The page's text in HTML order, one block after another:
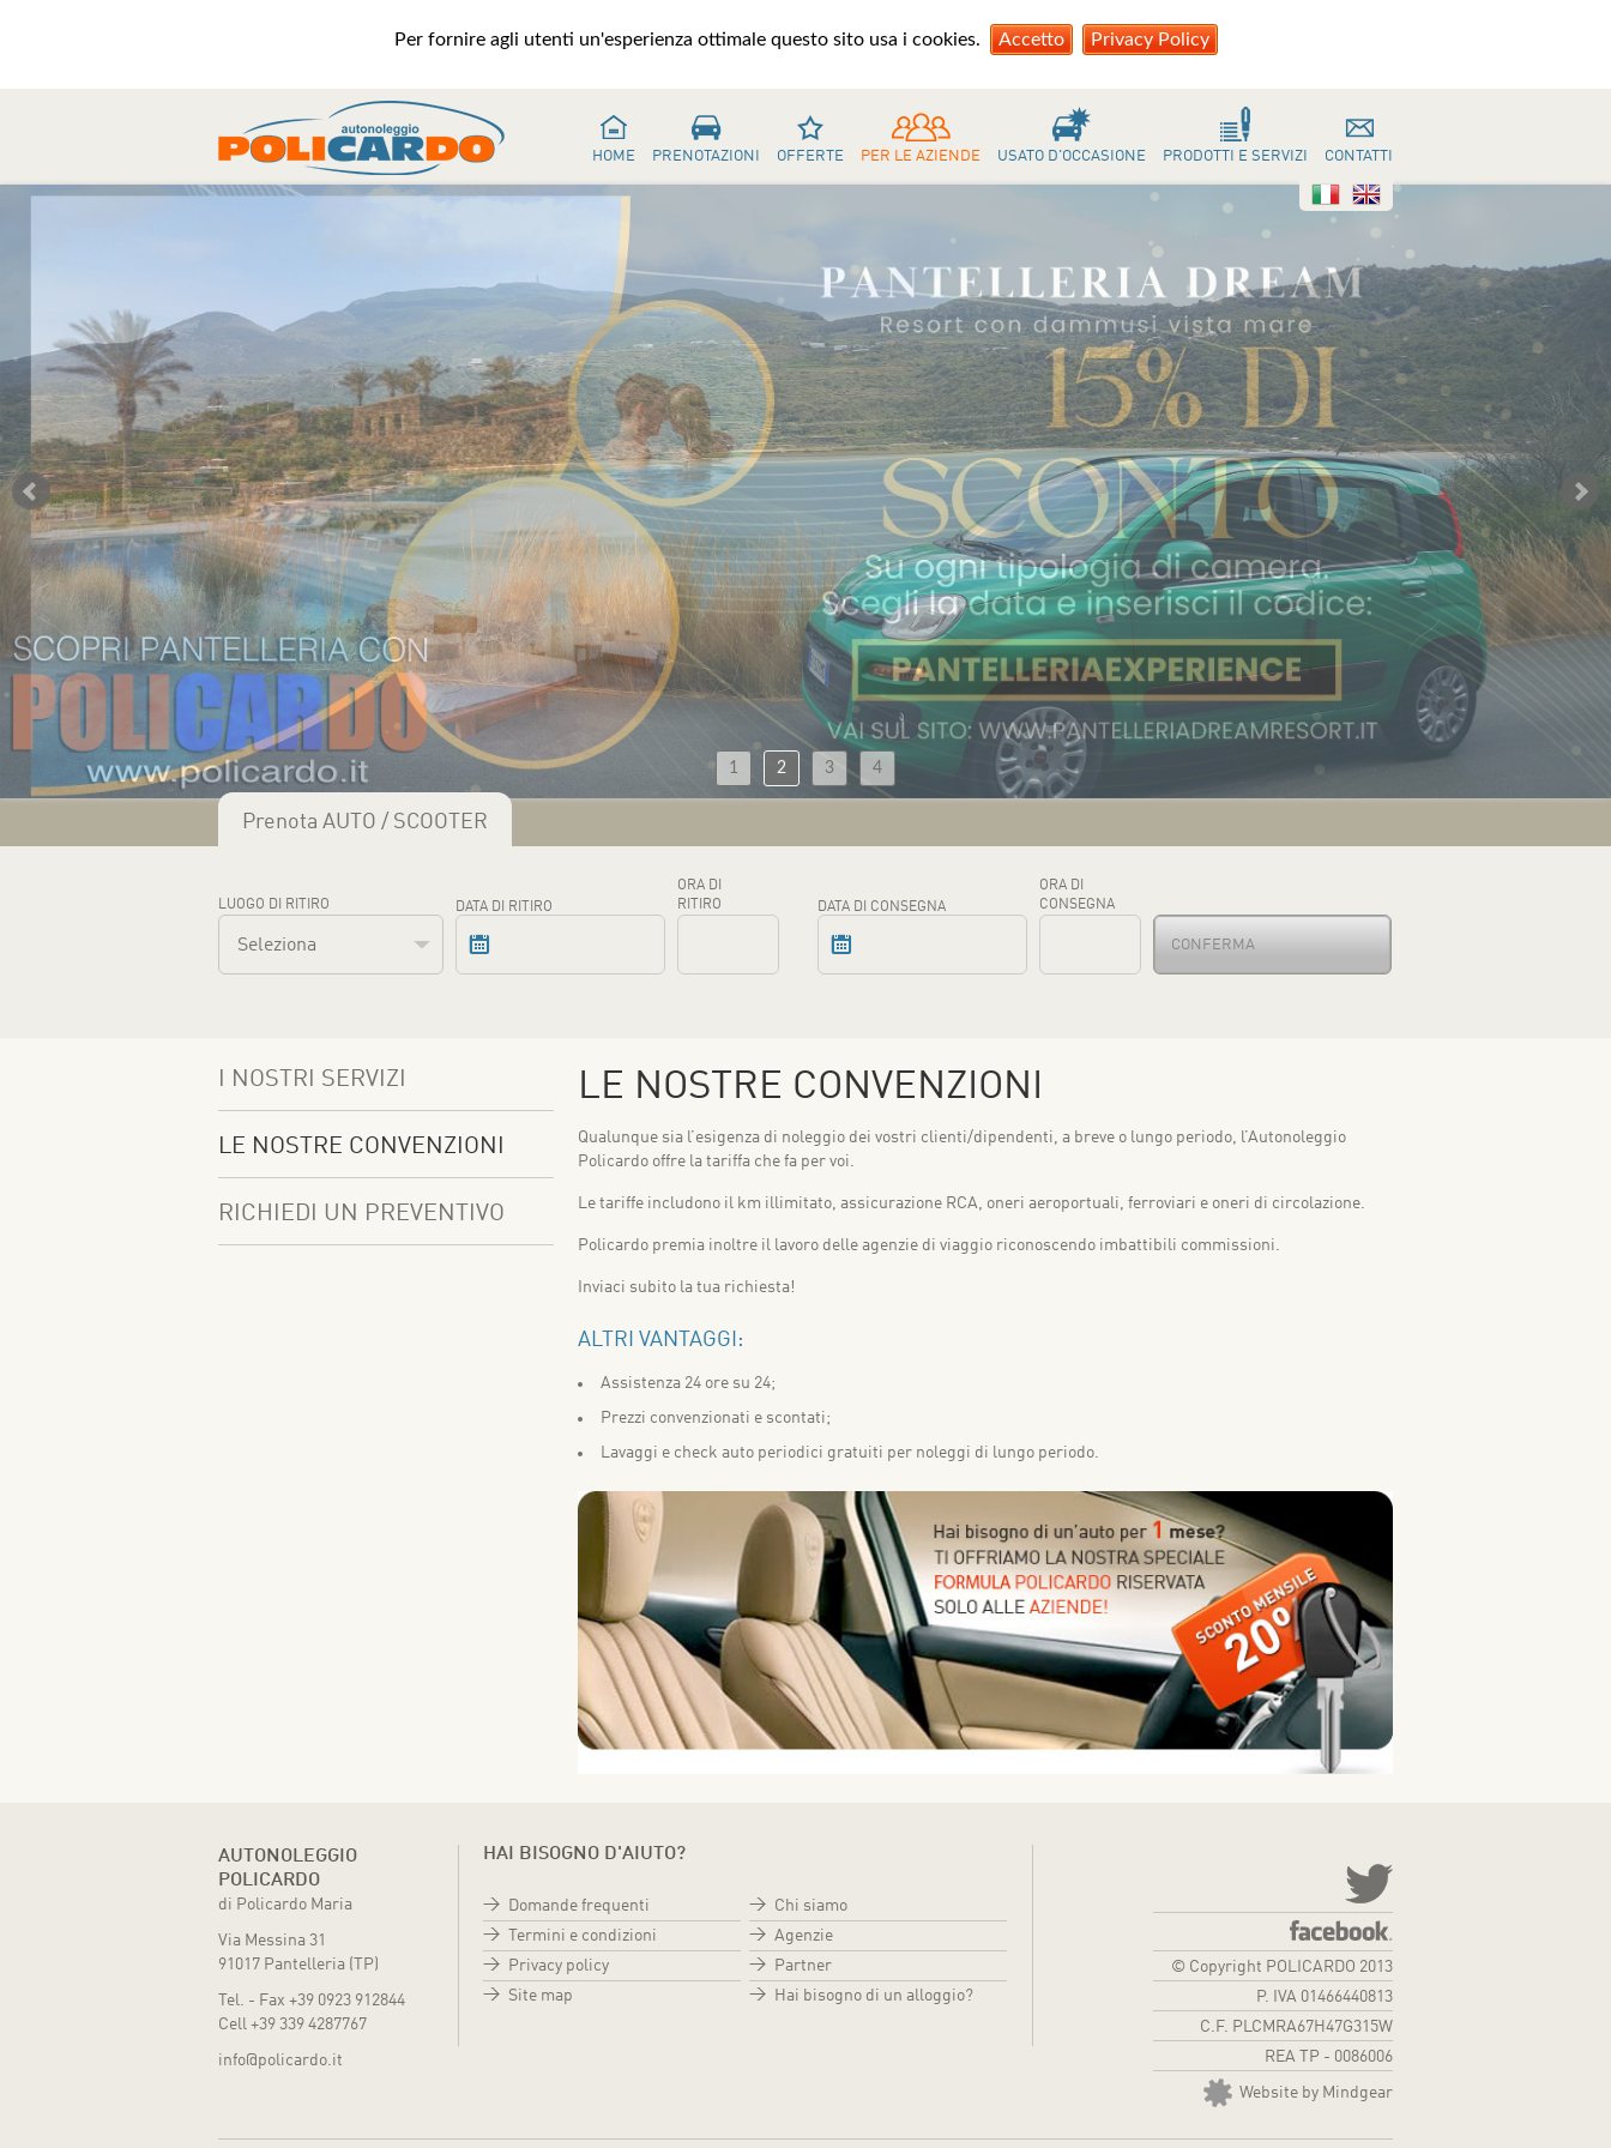
Per fornire agli utenti un'esperienza ottimale questo sito usa i cookies. Accetto Privacy Policy
HOME PRENOTAZIONI OFFERTE PER LE AZIENDE USATO D'OCCASIONE PRODOTTI E SERVIZI CONTATTI
1 2 3 4
Prenota AUTO / SCOOTER
LUOGO DI RITIRO
Seleziona
DATA DI RITIRO
ORA DI
RITIRO
DATA DI CONSEGNA
ORA DI
CONSEGNA
CONFERMA
I NOSTRI SERVIZI
LE NOSTRE CONVENZIONI
RICHIEDI UN PREVENTIVO
LE NOSTRE CONVENZIONI
Qualunque sia l’esigenza di noleggio dei vostri clienti/dipendenti, a breve o lungo periodo, l’Autonoleggio
Policardo offre la tariffa che fa per voi.
Le tariffe includono il km illimitato, assicurazione RCA, oneri aeroportuali, ferroviari e oneri di circolazione.
Policardo premia inoltre il lavoro delle agenzie di viaggio riconoscendo imbattibili commissioni.
Inviaci subito la tua richiesta!
ALTRI VANTAGGI:
Assistenza 24 ore su 24;
Prezzi convenzionati e scontati;
Lavaggi e check auto periodici gratuiti per noleggi di lungo periodo.
AUTONOLEGGIO
POLICARDO
di Policardo Maria
Via Messina 31
91017 Pantelleria (TP)
Tel. - Fax +39 0923 912844
Cell +39 339 4287767
info@policardo.it
HAI BISOGNO D'AIUTO?
Domande frequenti
Termini e condizioni
Privacy policy
Site map
Chi siamo
Agenzie
Partner
Hai bisogno di un alloggio?
© Copyright POLICARDO 2013
P. IVA 01466440813
C.F. PLCMRA67H47G315W
REA TP - 0086006
Website by Mindgear